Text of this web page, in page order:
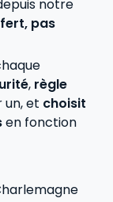
notre
pas
, règle
et choisit
en fonction